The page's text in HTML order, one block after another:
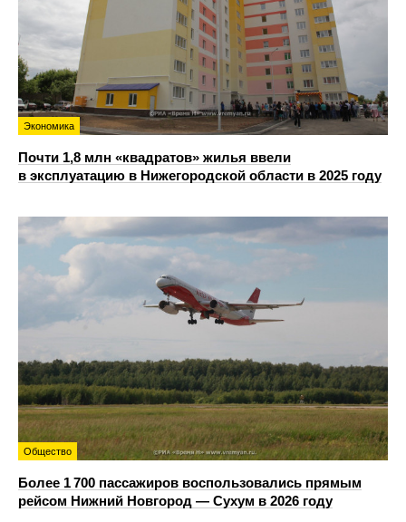
Экономика
Почти 1,8 млн «квадратов» жилья ввели
в эксплуатацию в Нижегородской области в 2025 году
Общество
Более 1 700 пассажиров воспользовались прямым
рейсом Нижний Новгород — Сухум в 2026 году